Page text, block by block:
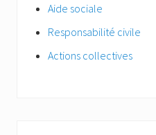
Aide sociale
Responsabilité civile
Actions collectives